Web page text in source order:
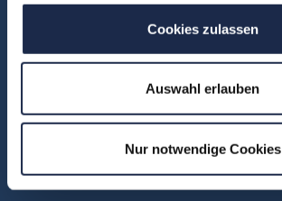
Cookies zulassen
Auswahl erlauben
Nur notwendige Cookies
Social & Community
Vertrieb
Formate